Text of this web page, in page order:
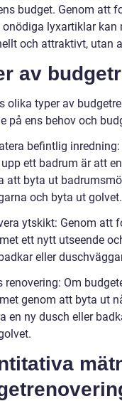
budget. Genom att
lyxartiklar kan
och attraktivt, utan
av
olika typer av
på ens behov och
befintlig
ett badrum är att
att byta ut
och byta ut golvet.
ytskikt: Genom att
ett nytt utseende
eller
renovering: Om
genom att byta ut
en ny dusch eller